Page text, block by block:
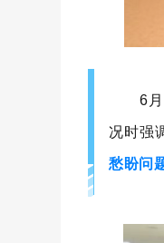
6
况时强
愁盼问